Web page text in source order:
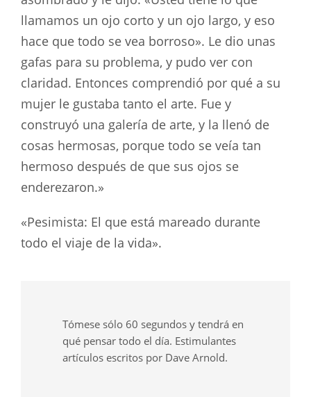
llamamos un ojo corto y un ojo largo, y eso
hace que todo se vea borroso». Le dio unas
gafas para su problema, y pudo ver con
claridad. Entonces comprendió por qué a su
mujer le gustaba tanto el arte. Fue y
construyó una galería de arte, y la llenó de
cosas hermosas, porque todo se veía tan
hermoso después de que sus ojos se
enderezaron.»
«Pesimista: El que está mareado durante
todo el viaje de la vida».
Tómese sólo 60 segundos y tendrá en
qué pensar todo el día. Estimulantes
artículos escritos por Dave Arnold.